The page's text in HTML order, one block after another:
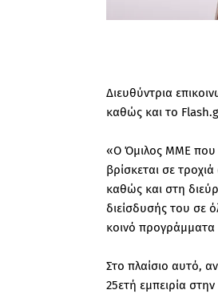
Διευθύντρια
καθώς και το
«Ο Όμιλος ΜΜΕ που
βρίσκεται σε
καθώς και στη
διείσδυσής του σε
κοινό προγράμματα
Στο πλαίσιο αυτό,
25ετή εμπειρία